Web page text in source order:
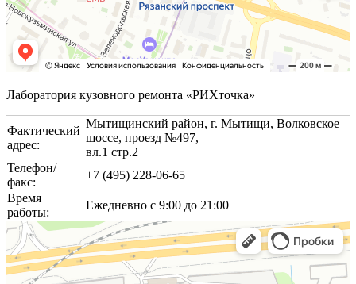
Лаборатория кузовного ремонта «РИХточка»
Фактический
адрес:
Мытищинский район, г. Мытищи, Волковское
шоссе, проезд №497,
вл.1 стр.2
Телефон/
факс:
+7 (495) 228-06-65
Время
работы:
Ежедневно с 9:00 до 21:00